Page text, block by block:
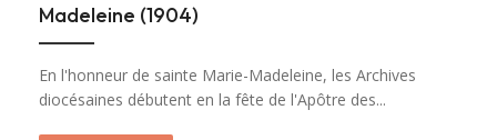
Madeleine (1904)
En l'honneur de sainte Marie-Madeleine, les Archives
diocésaines débutent en la fête de l'Apôtre des...